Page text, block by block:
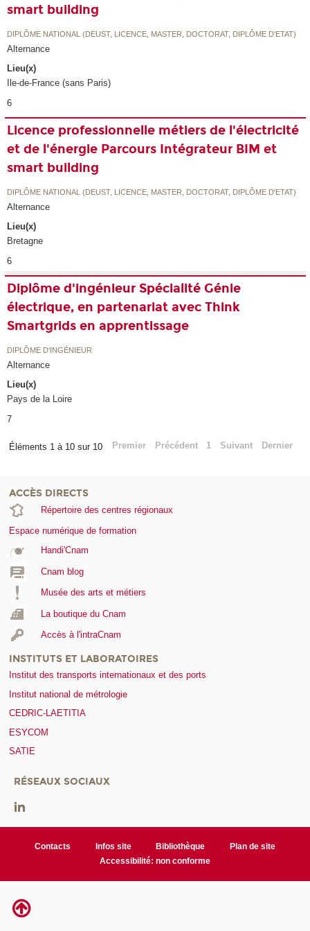
smart building
DIPLÔME NATIONAL (DEUST, LICENCE, MASTER, DOCTORAT, DIPLÔME D'ETAT)
Alternance
Lieu(x)
Ile-de-France (sans Paris)
6
Licence professionnelle métiers de l'électricité
et de l'énergie Parcours Intégrateur BIM et
smart building
DIPLÔME NATIONAL (DEUST, LICENCE, MASTER, DOCTORAT, DIPLÔME D'ETAT)
Alternance
Lieu(x)
Bretagne
6
Diplôme d'ingénieur Spécialité Génie
électrique, en partenariat avec Think
Smartgrids en apprentissage
DIPLÔME D'INGÉNIEUR
Alternance
Lieu(x)
Pays de la Loire
7
Éléments 1 à 10 sur 10 Premier Précédent 1 Suivant Dernier
ACCÈS DIRECTS
Répertoire des centres régionaux
Espace numérique de formation
Handi'Cnam
Cnam blog
Musée des arts et métiers
La boutique du Cnam
Accès à l'intraCnam
INSTITUTS ET LABORATOIRES
Institut des transports internationaux et des ports
Institut national de métrologie
CEDRIC-LAETITIA
ESYCOM
SATIE
RÉSEAUX SOCIAUX
Contacts Infos site Bibliothèque
Plan de site
Accessibilité: non conforme